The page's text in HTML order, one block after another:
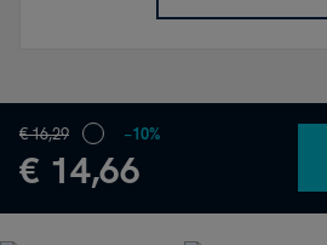
€ 16,29
€ 14,66
−10%